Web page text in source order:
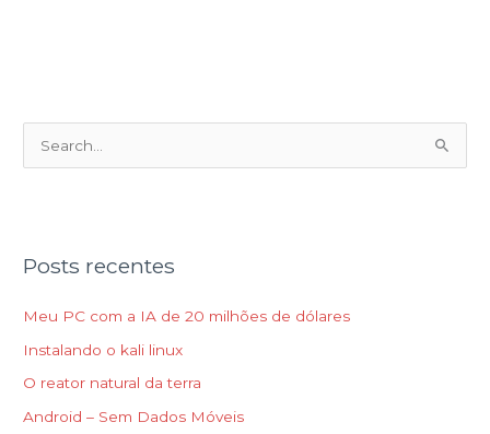
u
s
a
r
p
Posts recentes
Meu PC com a IA de 20 milhões de dólares
Instalando o kali linux
O reator natural da terra
Android – Sem Dados Móveis